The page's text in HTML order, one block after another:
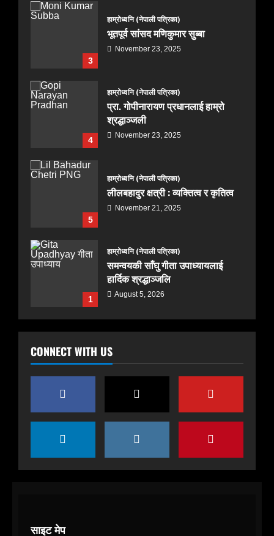
3
हाम्रोध्वनि (नेपाली पत्रिका)
भूतपूर्व सांसद मणिकुमार सुब्बा
November 23, 2025
4
हाम्रोध्वनि (नेपाली पत्रिका)
प्रा. गोपीनारायण प्रधानलाई हाम्रो
श्रद्धाञ्जली
November 23, 2025
5
हाम्रोध्वनि (नेपाली पत्रिका)
लीलबहादुर क्षत्री : व्यक्तित्व र कृतित्व
November 21, 2025
1
हाम्रोध्वनि (नेपाली पत्रिका)
समन्वयकी साँघु गीता उपाध्यायलाई
हार्दिक श्रद्धाञ्जलि
August 5, 2026
2
पंजुलाल गुरुङलाई हार्दिक श्रद्धाञ्जली
November 24, 2025
3
CONNECT WITH US
साइट मेप